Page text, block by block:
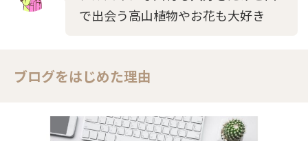
で出会う高山植物やお花も大好き
ブログをはじめた理由